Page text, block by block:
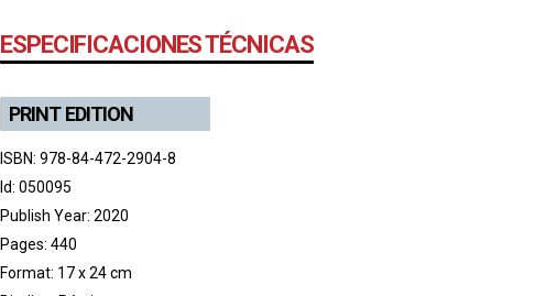
ESPECIFICACIONES TÉCNICAS
PRINT EDITION
ISBN: 978-84-472-2904-8
Id: 050095
Publish Year: 2020
Pages: 440
Format: 17 x 24 cm